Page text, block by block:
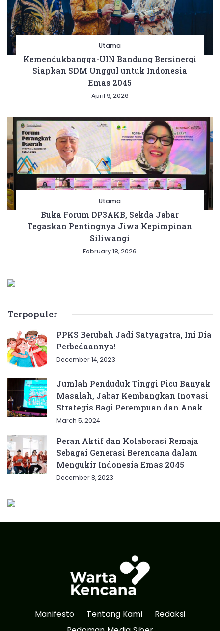
Utama
Kemendukbangga-UIN Bandung Bersinergi
Siapkan SDM Unggul untuk Indonesia
Emas 2045
April 9, 2026
Utama
Buka Forum DP3AKB, Sekda Jabar
Tegaskan Pentingnya Jiwa Kepimpinan
Siliwangi
February 18, 2026
Terpopuler
PPKS Berubah Jadi Satyagatra, Ini Dia
Perbedaannya!
December 14, 2023
Jumlah Penduduk Tinggi Picu Banyak
Masalah, Jabar Kembangkan Inovasi
Strategis Bagi Perempuan dan Anak
March 5, 2024
Peran Aktif dan Kolaborasi Remaja
Sebagai Generasi Berencana dalam
Mengukir Indonesia Emas 2045
December 8, 2023
Manifesto Tentang Kami
Redaksi